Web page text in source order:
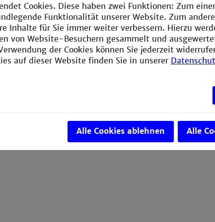
medicine. Its focus lies particularly on topics
andsystems medicine, where computer-based
methods.
—initially for a period of three years—the center
of theTechnische Hochschule Mannheim. Its
through joint industrial collaborations and scientific
Cookies. Diese haben zwei Funktionen: Zum
Funktionalität unserer Website. Zum
Inhalte für Sie immer weiter verbessern. Hierzu
von Website-Besuchern gesammelt und
der Cookies können Sie jederzeit
auf dieser Website finden Sie in unserer
Alle Cookies ablehnen Alle